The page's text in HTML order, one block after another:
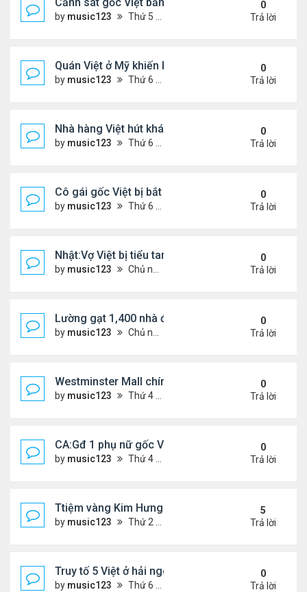
by music123 Thứ 5 Tháng 11 13, 2025 2:21 pm
0
Trả lời
Quán Việt ở Mỹ khiến khách đặt hàng trước cả
by music123 Thứ 6 Tháng 11 07, 2025 7:42 pm
0
Trả lời
Nhà hàng Việt hút khách ở Đức
by music123 Thứ 6 Tháng 11 07, 2025 7:38 pm
0
Trả lời
Cô gái gốc Việt bị bắt sau vụ xả súng ..
by music123 Thứ 6 Tháng 11 07, 2025 7:33 pm
0
Trả lời
Nhật:Vợ Việt bị tiểu tam sát hại thê thảm
by music123 Chủ nhật Tháng 11 02, 2025 6:36 pm
0
Trả lời
Lường gạt 1,400 nhà đầu tư, 2 ông bà gốc Việt ở
by music123 Chủ nhật Tháng 11 02, 2025 6:27 pm
0
Trả lời
Westminster Mall chính thức đóng cửa
by music123 Thứ 4 Tháng 10 22, 2025 6:55 pm
0
Trả lời
CA:Gđ 1 phụ nữ gốc Việt tử vong tại nhà riêng
by music123 Thứ 4 Tháng 10 22, 2025 5:05 pm
0
Trả lời
Ttiệm vàng Kim Hưng phẫn uất sau vụ cướp
by music123 Thứ 2 Tháng 9 08, 2025 11:54 am
5
Trả lời
Truy tố 5 Việt ở hải ngoại chống chính quyền nhân
by music123 Thứ 6 Tháng 10 03, 2025 6:23 pm
0
Trả lời